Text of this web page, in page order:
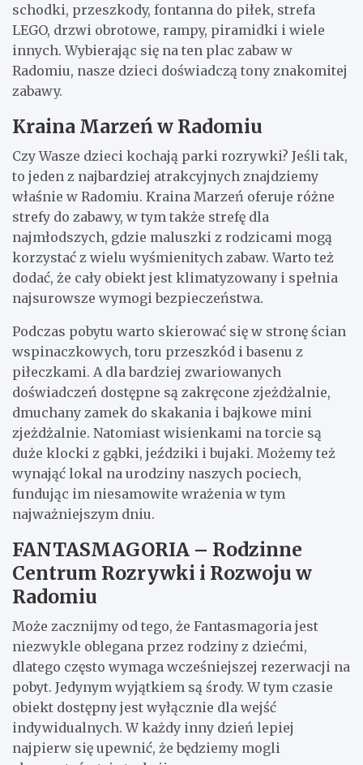
schodki, przeszkody, fontanna do piłek, strefa
LEGO, drzwi obrotowe, rampy, piramidki i wiele
innych. Wybierając się na ten plac zabaw w
Radomiu, nasze dzieci doświadczą tony znakomitej
zabawy.
Kraina Marzeń w Radomiu
Czy Wasze dzieci kochają parki rozrywki? Jeśli tak,
to jeden z najbardziej atrakcyjnych znajdziemy
właśnie w Radomiu. Kraina Marzeń oferuje różne
strefy do zabawy, w tym także strefę dla
najmłodszych, gdzie maluszki z rodzicami mogą
korzystać z wielu wyśmienitych zabaw. Warto też
dodać, że cały obiekt jest klimatyzowany i spełnia
najsurowsze wymogi bezpieczeństwa.
Podczas pobytu warto skierować się w stronę ścian
wspinaczkowych, toru przeszkód i basenu z
piłeczkami. A dla bardziej zwariowanych
doświadczeń dostępne są zakręcone zjeżdżalnie,
dmuchany zamek do skakania i bajkowe mini
zjeżdżalnie. Natomiast wisienkami na torcie są
duże klocki z gąbki, jeździki i bujaki. Możemy też
wynająć lokal na urodziny naszych pociech,
fundując im niesamowite wrażenia w tym
najważniejszym dniu.
FANTASMAGORIA – Rodzinne
Centrum Rozrywki i Rozwoju w
Radomiu
Może zacznijmy od tego, że Fantasmagoria jest
niezwykle oblegana przez rodziny z dziećmi,
dlatego często wymaga wcześniejszej rezerwacji na
pobyt. Jedynym wyjątkiem są środy. W tym czasie
obiekt dostępny jest wyłącznie dla wejść
indywidualnych. W każdy inny dzień lepiej
najpierw się upewnić, że będziemy mogli